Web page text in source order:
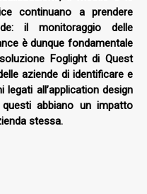
continuano a prendere
il monitoraggio delle
è dunque fondamentale
Foglight di Quest
aziende di identificare e
all’application design
abbiano un impatto
stessa.